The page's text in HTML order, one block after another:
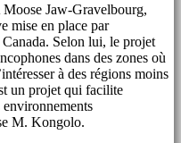
Jaw-Gravelbourg,
mise en place par
Selon lui, le projet
dans des zones où
à des régions moins
un projet qui facilite
environnements
M. Kongolo.